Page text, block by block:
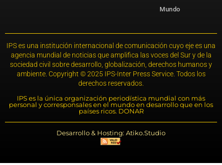
Mundo
IPS es una institución internacional de comunicación cuyo eje es una
agencia mundial de noticias que amplifica las voces del Sur y de la
sociedad civil sobre desarrollo, globalización, derechos humanos y
ambiente. Copyright © 2025 IPS-Inter Press Service. Todos los
derechos reservados.
IPS es la única organización periodística mundial con más
personal y corresponsales en el mundo en desarrollo que en los
países ricos. DONAR
Desarrollo & Hosting: Atiko.Studio